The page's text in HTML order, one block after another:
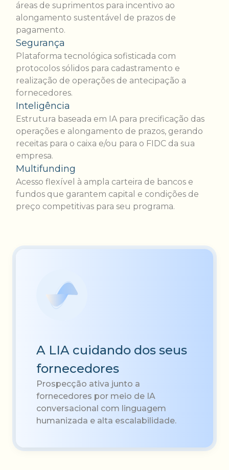
áreas de suprimentos para incentivo ao
alongamento sustentável de prazos de
pagamento.
Segurança
Plataforma tecnológica sofisticada com
protocolos sólidos para cadastramento e
realização de operações de antecipação a
fornecedores.
Inteligência
Estrutura baseada em IA para precificação das
operações e alongamento de prazos, gerando
receitas para o caixa e/ou para o FIDC da sua
empresa.
Multifunding
Acesso flexível à ampla carteira de bancos e
fundos que garantem capital e condições de
preço competitivas para seu programa.
A LIA cuidando dos seus
fornecedores
Prospecção ativa junto a
fornecedores por meio de IA
conversacional com linguagem
humanizada e alta escalabilidade.